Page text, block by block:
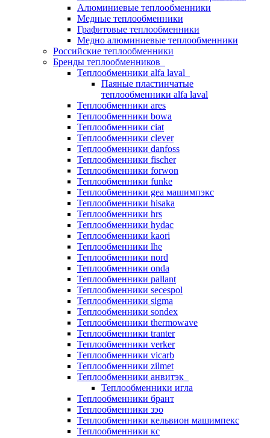
Алюминиевые теплообменники
Медные теплообменники
Графитовые теплообменники
Медно алюминиевые теплообменники
Российские теплообменники
Бренды теплообменников
Теплообменники alfa laval
Паяные пластинчатые
теплообменники alfa laval
Теплообменники ares
Теплообменники bowa
Теплообменники ciat
Теплообменники clever
Теплообменники danfoss
Теплообменники fischer
Теплообменники forwon
Теплообменники funke
Теплообменники gea машимпэкс
Теплообменники hisaka
Теплообменники hrs
Теплообменники hydac
Теплообменники kaori
Теплообменники lhe
Теплообменники nord
Теплообменники onda
Теплообменники pallant
Теплообменники secespol
Теплообменники sigma
Теплообменники sondex
Теплообменники thermowave
Теплообменники tranter
Теплообменники verker
Теплообменники vicarb
Теплообменники zilmet
Теплообменники анвитэк
Теплообменники игла
Теплообменники брант
Теплообменники зэо
Теплообменники кельвион машимпекс
Теплообменники кс